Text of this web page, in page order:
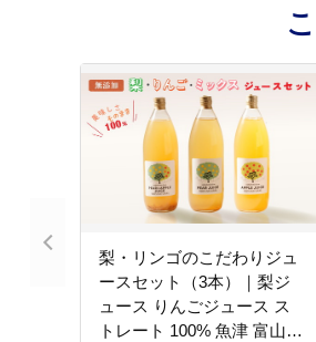
梨・リンゴのこだわりジュ
ースセット（3本）｜梨ジ
ュース りんごジュース ス
トレート 100% 魚津 富山